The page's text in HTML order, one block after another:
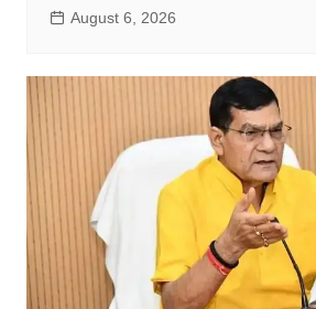
August 6, 2026